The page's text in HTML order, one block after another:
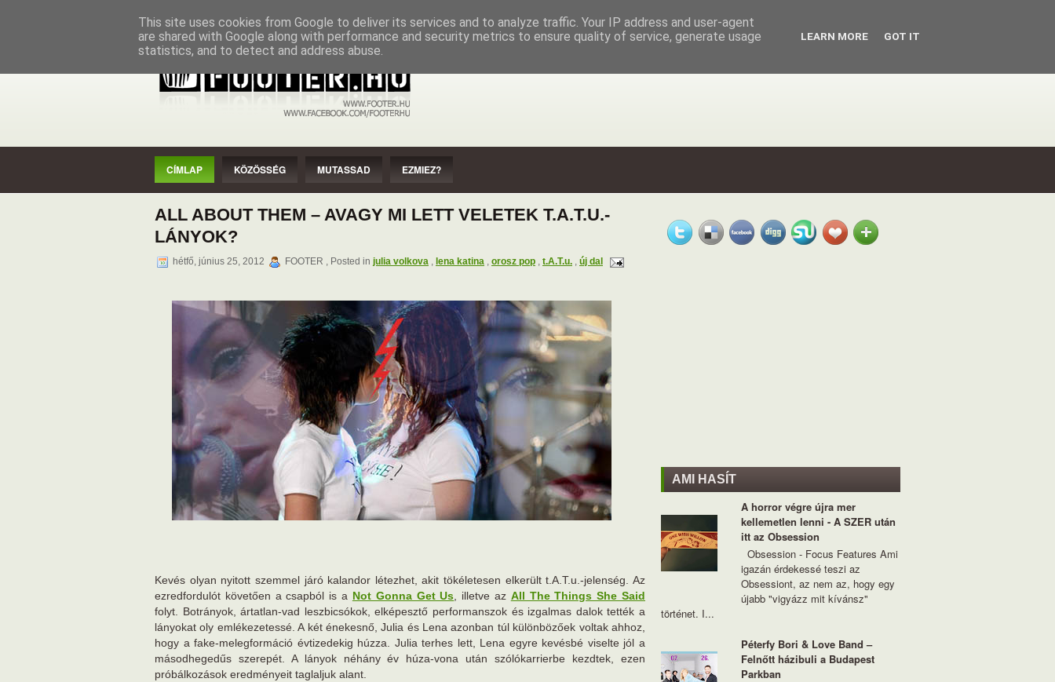
CÍMLAP KÖZÖSSÉG MUTASSAD EZMIEZ? IMPRESSZUM SZERZŐI JOGOK
CÍMLAP KÖZÖSSÉG MUTASSAD EZMIEZ?
ALL ABOUT THEM – AVAGY MI LETT VELETEK T.A.T.U.-
LÁNYOK?
hétfő, június 25, 2012 FOOTER , Posted in julia volkova , lena katina , orosz pop , t.A.T.u. , új dal
Kevés olyan nyitott szemmel járó kalandor létezhet, akit tökéletesen elkerült t.A.T.u.-jelenség. Az
ezredfordulót követően a csapból is a Not Gonna Get Us , illetve az All The Things She Said
folyt. Botrányok, ártatlan-vad leszbicsókok, elképesztő performanszok és izgalmas dalok tették a
lányokat oly emlékezetessé. A két énekesnő, Julia és Lena azonban túl különbözőek voltak ahhoz,
hogy a fake-melegformáció évtizedekig húzza. Julia terhes lett, Lena egyre kevésbé viselte jól a
másodhegedűs szerepét. A lányok néhány év húza-vona után szólókarrierbe kezdtek, ezen
próbálkozások eredményeit taglaljuk alant.
AMI HASÍT
A horror végre újra mer
kellemetlen lenni - A SZER után
itt az Obsession
Obsession - Focus Features Ami
igazán érdekessé teszi az
Obsessiont, az nem az, hogy egy
újabb "vigyázz mit kívánsz"
történet. I...
Péterfy Bori & Love Band –
Felnőtt házibuli a Budapest
Parkban
This site uses cookies from Google to deliver its services and to analyze traffic. Your IP address and user-agent
are shared with Google along with performance and security metrics to ensure quality of service, generate usage
statistics, and to detect and address abuse.
LEARN MORE GOT IT